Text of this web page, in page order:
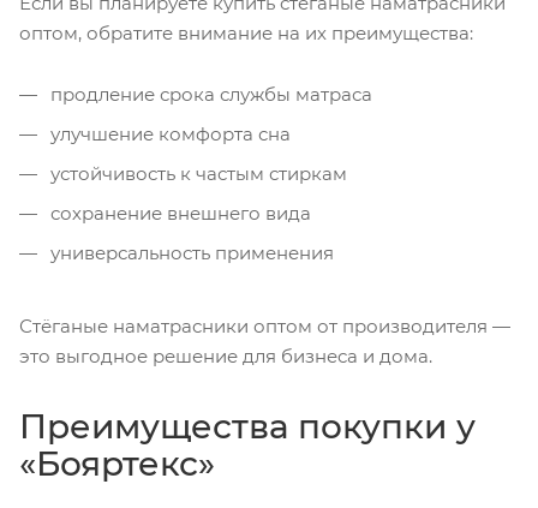
оптом, обратите внимание на их преимущества:
продление срока службы матраса
улучшение комфорта сна
устойчивость к частым стиркам
сохранение внешнего вида
универсальность применения
Стёганые наматрасники оптом от производителя —
это выгодное решение для бизнеса и дома.
Преимущества покупки у
«Бояртекс»